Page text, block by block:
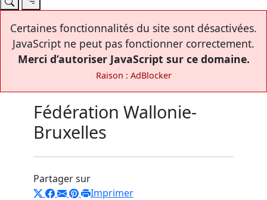
Certaines fonctionnalités du site sont désactivées.
JavaScript ne peut pas fonctionner correctement.
Merci d’autoriser JavaScript sur ce domaine.
Raison : AdBlocker
Fédération Wallonie-
Bruxelles
Partager sur
Imprimer